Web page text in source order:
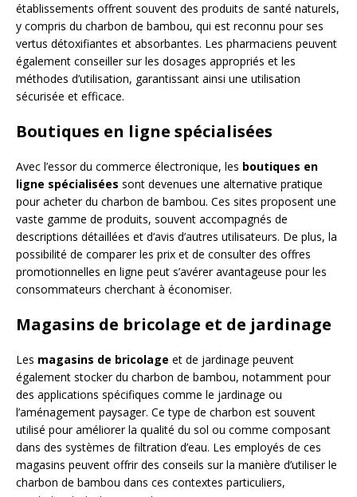
établissements offrent souvent des produits de santé naturels,
y compris du charbon de bambou, qui est reconnu pour ses
vertus détoxifiantes et absorbantes. Les pharmaciens peuvent
également conseiller sur les dosages appropriés et les
méthodes d’utilisation, garantissant ainsi une utilisation
sécurisée et efficace.
Boutiques en ligne spécialisées
Avec l’essor du commerce électronique, les boutiques en
ligne spécialisées sont devenues une alternative pratique
pour acheter du charbon de bambou. Ces sites proposent une
vaste gamme de produits, souvent accompagnés de
descriptions détaillées et d’avis d’autres utilisateurs. De plus, la
possibilité de comparer les prix et de consulter des offres
promotionnelles en ligne peut s’avérer avantageuse pour les
consommateurs cherchant à économiser.
Magasins de bricolage et de jardinage
Les magasins de bricolage et de jardinage peuvent
également stocker du charbon de bambou, notamment pour
des applications spécifiques comme le jardinage ou
l’aménagement paysager. Ce type de charbon est souvent
utilisé pour améliorer la qualité du sol ou comme composant
dans des systèmes de filtration d’eau. Les employés de ces
magasins peuvent offrir des conseils sur la manière d’utiliser le
charbon de bambou dans ces contextes particuliers,